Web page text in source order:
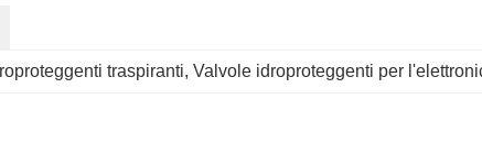
traspiranti, Valvole idroproteggenti per